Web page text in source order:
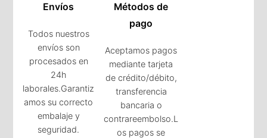
Envíos
Todos nuestros
envíos son
procesados en
24h
laborales.Garantiz
amos su correcto
embalaje y
seguridad.
Métodos de
pago
Aceptamos pagos
mediante tarjeta
de crédito/débito,
transferencia
bancaria o
contrareembolso.L
os pagos se